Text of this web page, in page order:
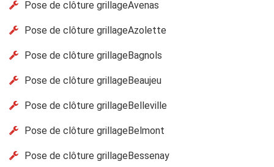
Pose de clôture grillageAvenas
Pose de clôture grillageAzolette
Pose de clôture grillageBagnols
Pose de clôture grillageBeaujeu
Pose de clôture grillageBelleville
Pose de clôture grillageBelmont
Pose de clôture grillageBessenay